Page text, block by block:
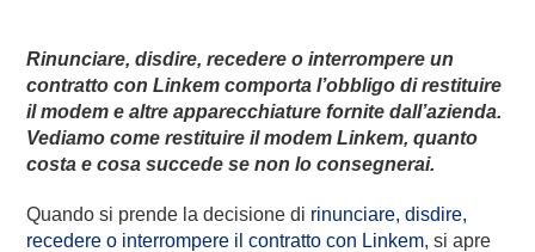
Rinunciare, disdire, recedere o interrompere un
contratto con Linkem comporta l’obbligo di restituire
il modem e altre apparecchiature fornite dall’azienda.
Vediamo come restituire il modem Linkem, quanto
costa e cosa succede se non lo consegnerai.
Quando si prende la decisione di rinunciare, disdire,
recedere o interrompere il contratto con Linkem, si apre